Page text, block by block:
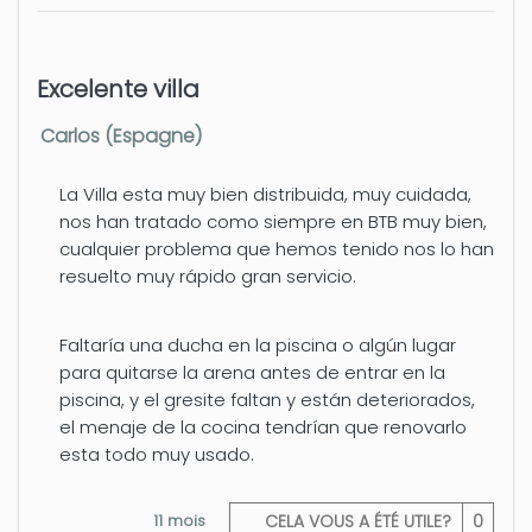
Aeroport - Valencia 125 km
Excelente villa
Carlos (Espagne)
La Villa esta muy bien distribuida, muy cuidada,
nos han tratado como siempre en BTB muy bien,
cualquier problema que hemos tenido nos lo han
resuelto muy rápido gran servicio.
Faltaría una ducha en la piscina o algún lugar
para quitarse la arena antes de entrar en la
piscina, y el gresite faltan y están deteriorados,
el menaje de la cocina tendrían que renovarlo
esta todo muy usado.
CELA VOUS A ÉTÉ UTILE? 0
11 mois